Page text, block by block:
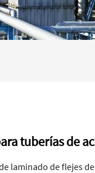
tuberías de
laminado de flejes